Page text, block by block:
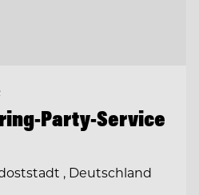
Party-Service
, Deutschland